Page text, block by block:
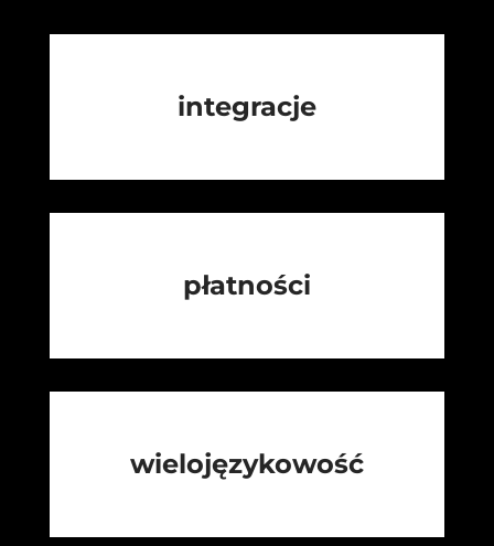
integracje
płatności
wielojęzykowość